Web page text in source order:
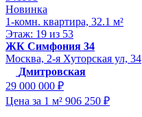
Новинка
1-комн. квартира, 32.1 м²
Этаж: 19 из 53
ЖК Симфония 34
Москва, 2-я Хуторская ул, 34
Дмитровская
29 000 000 ₽
Цена за 1 м² 906 250 ₽